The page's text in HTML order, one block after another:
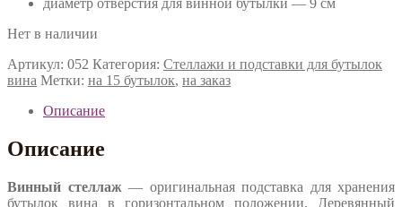
Нет в наличии
Артикул: 052 Категория: Стеллажи и подставки для бутылок
вина Метки: на 15 бутылок, на заказ
Описание
Описание
Винный стеллаж — оригинальная подставка для хранения
бутылок вина в горизонтальном положении. Деревянный